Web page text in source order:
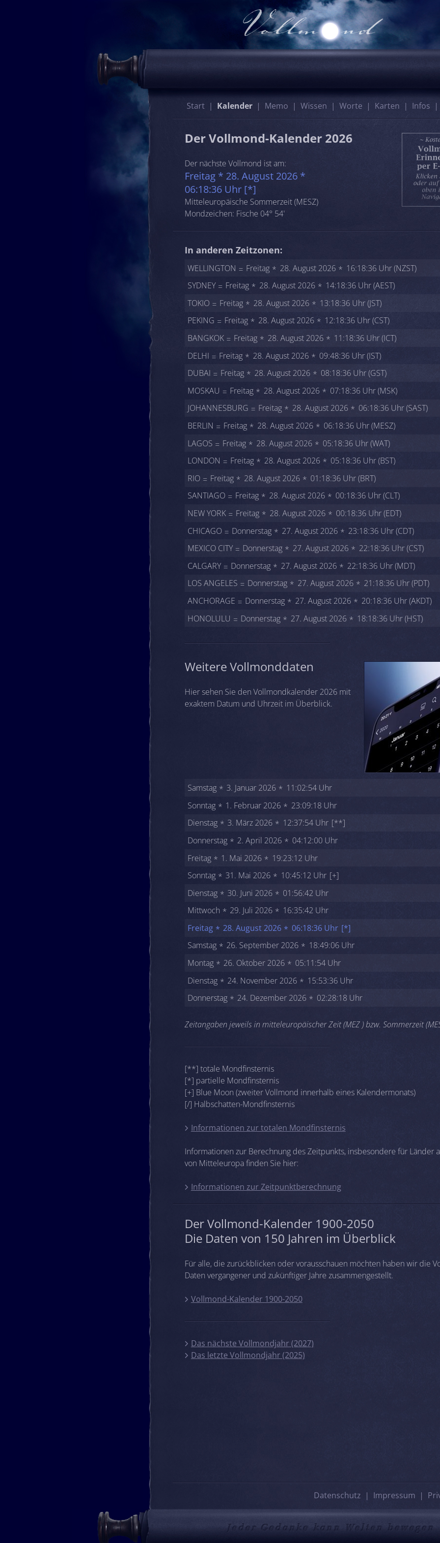
Start Kalender Memo Wissen Worte Karten Infos
Der Vollmond-Kalender 2026
Der nächste Vollmond ist am:
Freitag * 28. August 2026 *
06:18:36 Uhr [*]
Mitteleuropäische Sommerzeit (MESZ)
Mondzeichen: Fische 04° 54'
In anderen Zeitzonen:
WELLINGTON Freitag 28. August 2026
16:18:36 Uhr (NZST)
SYDNEY
Freitag 28. August 2026
14:18:36 Uhr (AEST)
TOKIO
Freitag 28. August 2026
13:18:36 Uhr (JST)
PEKING
Freitag 28. August 2026
12:18:36 Uhr (CST)
BANGKOK
Freitag 28. August 2026
11:18:36 Uhr (ICT)
DELHI
Freitag 28. August 2026
09:48:36 Uhr (IST)
DUBAI
Freitag 28. August 2026
08:18:36 Uhr (GST)
MOSKAU
Freitag 28. August 2026
07:18:36 Uhr (MSK)
JOHANNESBURG
Freitag 28. August 2026
06:18:36 Uhr (SAST)
BERLIN
Freitag 28. August 2026
06:18:36 Uhr (MESZ)
LAGOS
Freitag 28. August 2026
05:18:36 Uhr (WAT)
LONDON
Freitag 28. August 2026
05:18:36 Uhr (BST)
RIO
Freitag 28. August 2026
01:18:36 Uhr (BRT)
SANTIAGO
Freitag 28. August 2026
00:18:36 Uhr (CLT)
NEW YORK
Freitag 28. August 2026
00:18:36 Uhr (EDT)
CHICAGO
Donnerstag 27. August 2026
23:18:36 Uhr (CDT)
MEXICO CITY
Donnerstag 27. August 2026
22:18:36 Uhr (CST)
CALGARY
Donnerstag 27. August 2026
22:18:36 Uhr (MDT)
LOS ANGELES
Donnerstag 27. August 2026
21:18:36 Uhr (PDT)
ANCHORAGE
Donnerstag 27. August 2026
20:18:36 Uhr (AKDT)
HONOLULU
Donnerstag 27. August 2026 18:18:36 Uhr (HST)
Weitere Vollmonddaten
Hier sehen Sie den Vollmondkalender 2026 mit
exaktem Datum und Uhrzeit im Überblick.
Samstag 3. Januar 2026
11:02:54 Uhr
Sonntag
1. Februar 2026
23:09:18 Uhr
Dienstag
3. März 2026 12:37:54 Uhr [**]
Donnerstag
2. April 2026
04:12:00 Uhr
Freitag
1. Mai 2026
19:23:12 Uhr
Sonntag
31. Mai 2026 10:45:12 Uhr [+]
Dienstag
30. Juni 2026
01:56:42 Uhr
Mittwoch
29. Juli 2026
16:35:42 Uhr
Freitag
28. August 2026 06:18:36 Uhr [*]
Samstag
26. September 2026
18:49:06 Uhr
Montag
26. Oktober 2026
05:11:54 Uhr
Dienstag
24. November 2026
15:53:36 Uhr
Donnerstag
24. Dezember 2026 02:28:18 Uhr
Zeitangaben jeweils in mitteleuropäischer Zeit (MEZ ) bzw. Sommerzeit
[**] totale Mondfinsternis
[*] partielle Mondfinsternis
[+] Blue Moon (zweiter Vollmond innerhalb eines Kalendermonats)
[/] Halbschatten-Mondfinsternis
Informationen zur totalen Mondfinsternis
Informationen zur Berechnung des Zeitpunkts, insbesondere für Länder
von Mitteleuropa finden Sie hier:
Informationen zur Zeitpunktberechnung
Der Vollmond-Kalender 1900-2050
Die Daten von 150 Jahren im Überblick
Für alle, die zurückblicken oder vorausschauen möchten haben wir die
Daten vergangener und zukünftiger Jahre zusammengestellt.
Vollmond-Kalender 1900-2050
Das nächste Vollmondjahr (2027)
Das letzte Vollmondjahr (2025)
Datenschutz Impressum